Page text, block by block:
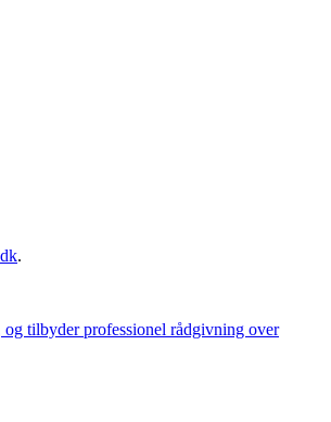
.
og tilbyder professionel rådgivning over